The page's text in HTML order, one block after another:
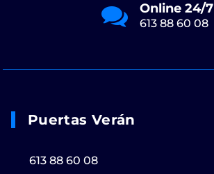
Online 24/7
613 88 60 08
Puertas Verán
613 88 60 08